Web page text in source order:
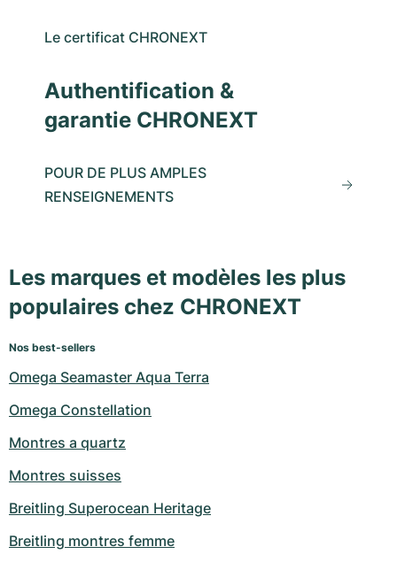
Le certificat CHRONEXT
Authentification &
garantie CHRONEXT
POUR DE PLUS AMPLES
RENSEIGNEMENTS
Les marques et modèles les plus
populaires chez CHRONEXT
Nos best-sellers
Omega Seamaster Aqua Terra
Omega Constellation
Montres a quartz
Montres suisses
Breitling Superocean Heritage
Breitling montres femme